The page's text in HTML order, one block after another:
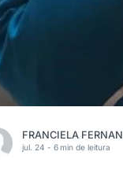
jul. 24 - 6 min de leitura